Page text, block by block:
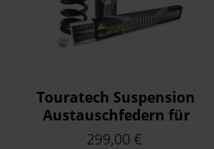
Touratech Suspension
Austauschfedern für
BMW F 800 GS (BIGTANK)
299,00 €